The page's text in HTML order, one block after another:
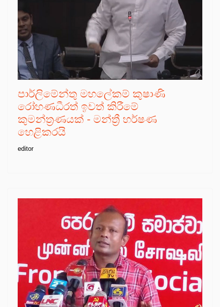
පාර්ලිමේන්තු මහලේකම් කුෂාණි
රෝහණධීරත් ඉවත් කිරීමේ
කුමන්ත්‍රණයක් - මන්ත්‍රී හර්ෂණ
හෙළිකරයි
editor